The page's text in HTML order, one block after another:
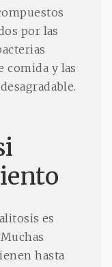
por las
comida y las
es
hasta